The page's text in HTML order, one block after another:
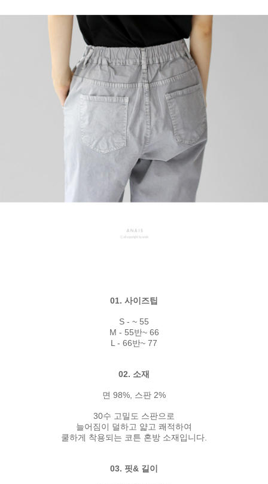
01. 사이즈팁
S - ~ 55
M - 55반~ 66
L - 66반~ 77
02. 소재
면 98%, 스판 2%
30수 고밀도 스판으로
늘어짐이 덜하고 얇고 쾌적하여
쿨하게 착용되는 코튼 혼방 소재입니다.
03. 핏& 길이